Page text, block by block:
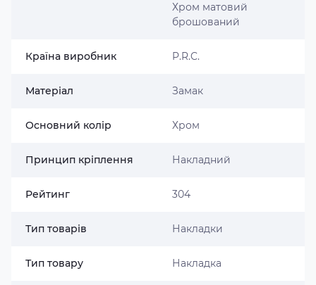
Хром матовий
брошований
Країна виробник P.R.C.
Матеріал Замак
Основний колір Хром
Принцип кріплення Накладний
Рейтинг 304
Тип товарів Накладки
Тип товару Накладка